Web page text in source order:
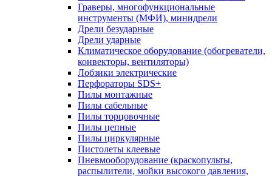
Граверы, многофункциональные
инструменты (МФИ), минидрели
Дрели безударные
Дрели ударные
Климатическое оборудование (обогреватели,
конвекторы, вентиляторы)
Лобзики электрические
Перфораторы SDS+
Пилы монтажные
Пилы сабельные
Пилы торцовочные
Пилы цепные
Пилы циркулярные
Пистолеты клеевые
Пневмооборудование (краскопульты,
распылители, мойки высокого давления,